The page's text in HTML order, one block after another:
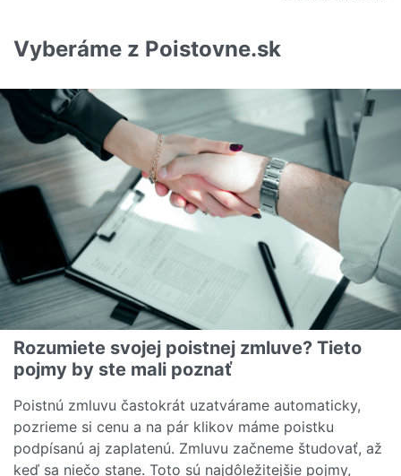
Vyberáme z Poistovne.sk
Rozumiete svojej poistnej zmluve? Tieto
pojmy by ste mali poznať
Poistnú zmluvu častokrát uzatvárame automaticky,
pozrieme si cenu a na pár klikov máme poistku
podpísanú aj zaplatenú. Zmluvu začneme študovať, až
keď sa niečo stane. Toto sú najdôležitejšie pojmy,